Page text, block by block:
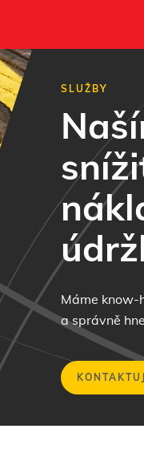
SLUŽBY
Máme know-
a správně